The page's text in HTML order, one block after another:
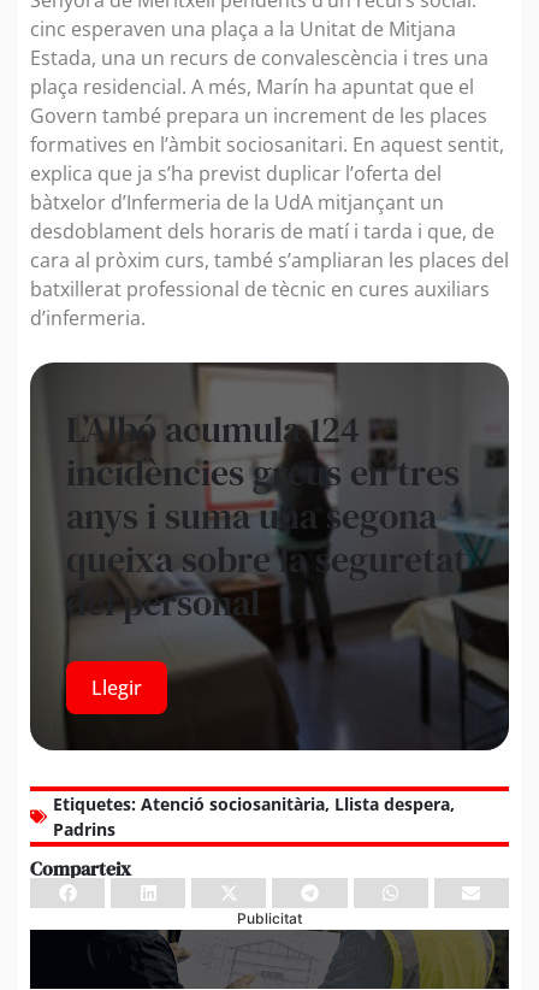
cinc esperaven una plaça a la Unitat de Mitjana
Estada, una un recurs de convalescència i tres una
plaça residencial. A més, Marín ha apuntat que el
Govern també prepara un increment de les places
formatives en l’àmbit sociosanitari. En aquest sentit,
explica que ja s’ha previst duplicar l’oferta del
bàtxelor d’Infermeria de la UdA mitjançant un
desdoblament dels horaris de matí i tarda i que, de
cara al pròxim curs, també s’ampliaran les places del
batxillerat professional de tècnic en cures auxiliars
d’infermeria.
L’Albó acumula 124
incidències greus en tres
anys i suma una segona
queixa sobre la seguretat
del personal
Llegir
Etiquetes: Atenció sociosanitària, Llista despera,
Padrins
Comparteix
Publicitat